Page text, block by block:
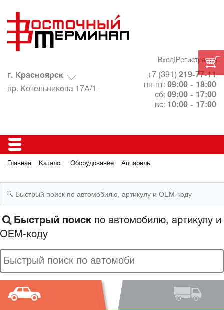
Вход| Регистрация
+7 (391) 219-77-11
пн-пт: 09:00 - 18:00
сб: 09:00 - 17:00
вс: 10:00 - 17:00
г. Красноярск
пр. Котельникова 17А/1
Главная Каталог Оборудование Аппарель
Быстрый поиск по автомобилю, артикулу и
OEM-коду